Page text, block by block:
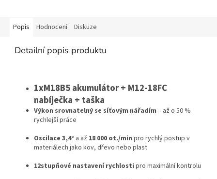
Popis Hodnocení Diskuze
Detailní popis produktu
1xM18B5 akumulátor + M12-18FC
nabíječka + taška
Výkon srovnatelný se síťovým nářadím – až o 50 %
rychlejší práce
Oscilace 3,4° a až 18 000 ot./min pro rychlý postup v
materiálech jako kov, dřevo nebo plast
12stupňové nastavení rychlosti pro maximální kontrolu